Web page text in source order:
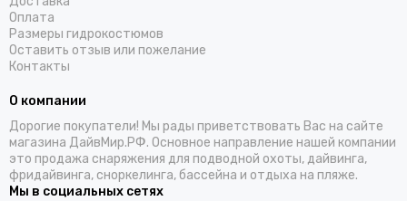
Оплата
Размеры гидрокостюмов
Оставить отзыв или пожелание
Контакты
О компании
Дорогие покупатели! Мы рады приветствовать Вас на сайте
магазина ДайвМир.РФ. Основное направление нашей компании
это продажа снаряжения для подводной охоты, дайвинга,
фридайвинга, сноркелинга, бассейна и отдыха на пляже.
Мы в социальных сетях